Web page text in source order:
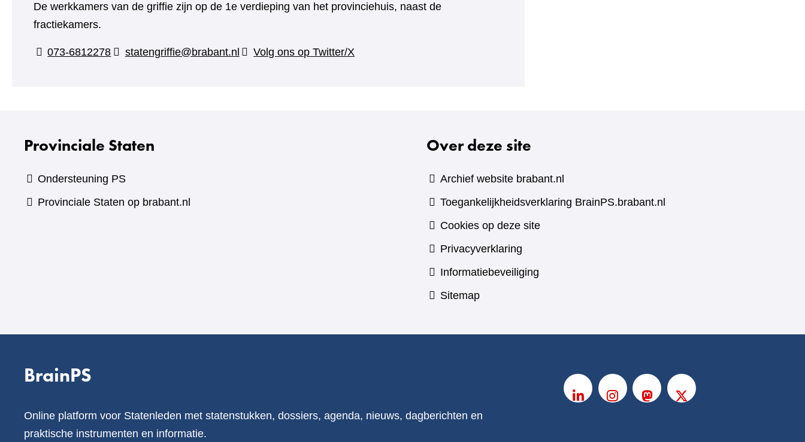
De werkkamers van de griffie zijn op de 1e verdieping van het provinciehuis, naast de
fractiekamers.
073-6812278 statengriffie@brabant.nl Volg ons op Twitter/X
Provinciale Staten
Ondersteuning PS
Provinciale Staten op brabant.nl
Over deze site
Archief website brabant.nl
Toegankelijkheidsverklaring BrainPS.brabant.nl
Cookies op deze site
Privacyverklaring
Informatiebeveiliging
Sitemap
BrainPS
Online platform voor Statenleden met statenstukken, dossiers, agenda, nieuws, dagberichten en
praktische instrumenten en informatie.